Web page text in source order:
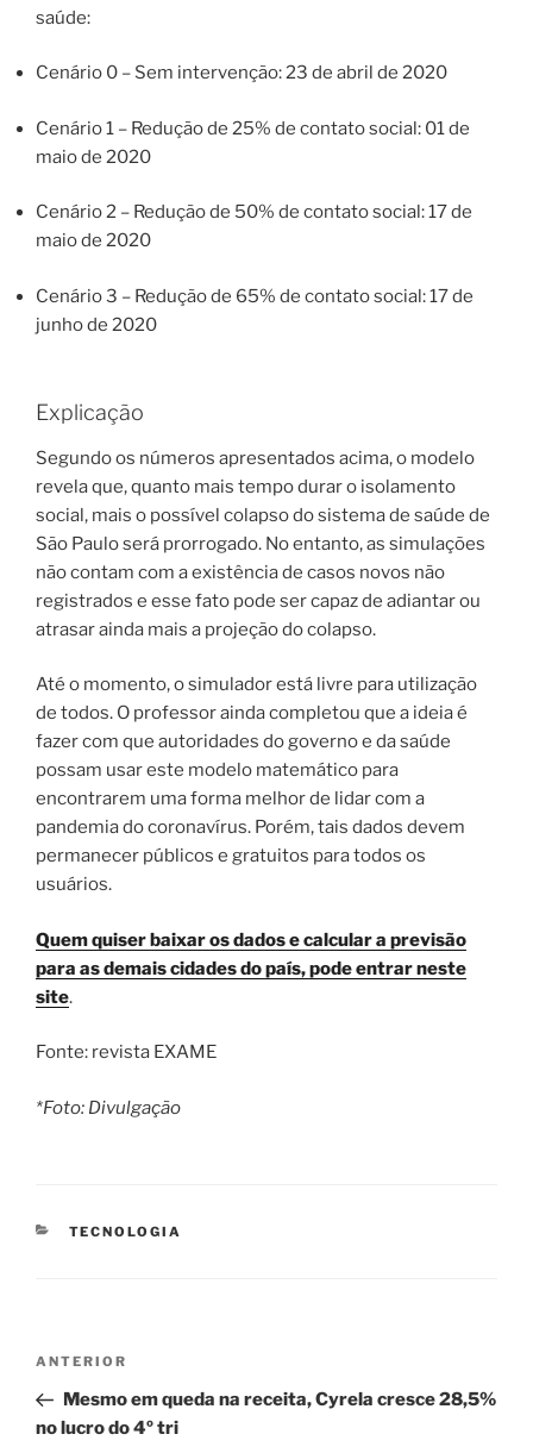
saúde:
Cenário 0 – Sem intervenção: 23 de abril de 2020
Cenário 1 – Redução de 25% de contato social: 01 de
maio de 2020
Cenário 2 – Redução de 50% de contato social: 17 de
maio de 2020
Cenário 3 – Redução de 65% de contato social: 17 de
junho de 2020
Explicação
Segundo os números apresentados acima, o modelo
revela que, quanto mais tempo durar o isolamento
social, mais o possível colapso do sistema de saúde de
São Paulo será prorrogado. No entanto, as simulações
não contam com a existência de casos novos não
registrados e esse fato pode ser capaz de adiantar ou
atrasar ainda mais a projeção do colapso.
Até o momento, o simulador está livre para utilização
de todos. O professor ainda completou que a ideia é
fazer com que autoridades do governo e da saúde
possam usar este modelo matemático para
encontrarem uma forma melhor de lidar com a
pandemia do coronavírus. Porém, tais dados devem
permanecer públicos e gratuitos para todos os
usuários.
Quem quiser baixar os dados e calcular a previsão
para as demais cidades do país, pode entrar neste
site.
Fonte: revista EXAME
*Foto: Divulgação
CATEGORIAS
TECNOLOGIA
Navegação
Post
Post
anterior
ANTERIOR
Mesmo em queda na receita, Cyrela cresce 28,5%
no lucro do 4º tri